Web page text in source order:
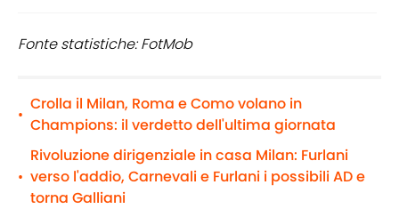
Fonte statistiche: FotMob
•
Crolla il Milan, Roma e Como volano in
Champions: il verdetto dell'ultima giornata
•
Rivoluzione dirigenziale in casa Milan: Furlani
verso l'addio, Carnevali e Furlani i possibili AD e
torna Galliani